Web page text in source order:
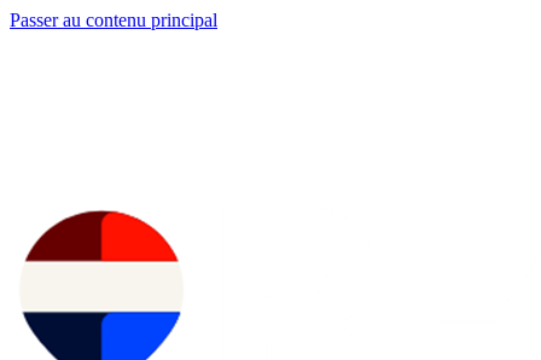
Passer au contenu principal